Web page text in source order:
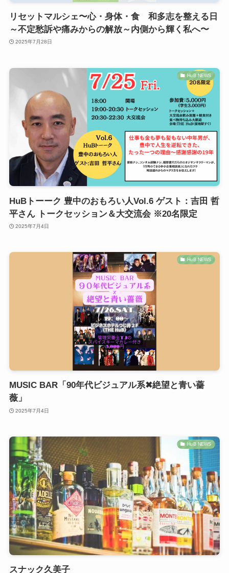
リセットマルシェ〜心・身体・食 和多志を整える日
～不定愁訴や痛みからの解放～内側から輝く私へ〜
2025年7月28日
HuB NEWS
HuBトーーク 豊中のおもろい人Vol.6 ゲスト：吉田 哲
平さん トークセッション＆大交流会 ※20名限定
2025年7月4日
HuB NEWS
MUSIC BAR「90年代ビジュアル系✖︎絶望と青い薔
薇」
2025年7月4日
HuB NEWS
スナック久美子